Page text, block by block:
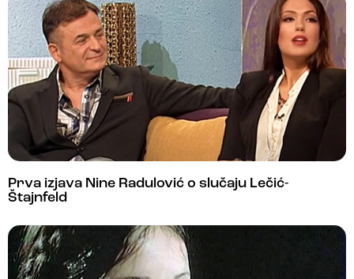
Prva izjava Nine Radulović o slučaju Lečić-
Štajnfeld